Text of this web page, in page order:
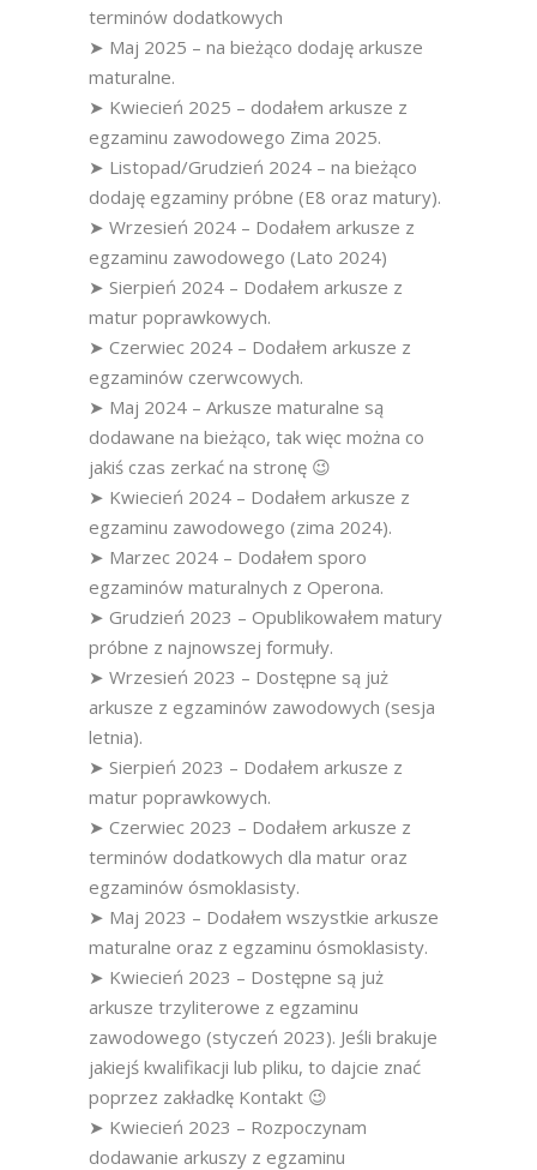
terminów dodatkowych
➤ Maj 2025 – na bieżąco dodaję arkusze
maturalne.
➤ Kwiecień 2025 – dodałem arkusze z
egzaminu zawodowego Zima 2025.
➤ Listopad/Grudzień 2024 – na bieżąco
dodaję egzaminy próbne (E8 oraz matury).
➤ Wrzesień 2024 – Dodałem arkusze z
egzaminu zawodowego (Lato 2024)
➤ Sierpień 2024 – Dodałem arkusze z
matur poprawkowych.
➤ Czerwiec 2024 – Dodałem arkusze z
egzaminów czerwcowych.
➤ Maj 2024 – Arkusze maturalne są
dodawane na bieżąco, tak więc można co
jakiś czas zerkać na stronę 😉
➤ Kwiecień 2024 – Dodałem arkusze z
egzaminu zawodowego (zima 2024).
➤ Marzec 2024 – Dodałem sporo
egzaminów maturalnych z Operona.
➤ Grudzień 2023 – Opublikowałem matury
próbne z najnowszej formuły.
➤ Wrzesień 2023 – Dostępne są już
arkusze z egzaminów zawodowych (sesja
letnia).
➤ Sierpień 2023 – Dodałem arkusze z
matur poprawkowych.
➤ Czerwiec 2023 – Dodałem arkusze z
terminów dodatkowych dla matur oraz
egzaminów ósmoklasisty.
➤ Maj 2023 – Dodałem wszystkie arkusze
maturalne oraz z egzaminu ósmoklasisty.
➤ Kwiecień 2023 – Dostępne są już
arkusze trzyliterowe z egzaminu
zawodowego (styczeń 2023). Jeśli brakuje
jakiejś kwalifikacji lub pliku, to dajcie znać
poprzez zakładkę Kontakt 😉
➤ Kwiecień 2023 – Rozpoczynam
dodawanie arkuszy z egzaminu